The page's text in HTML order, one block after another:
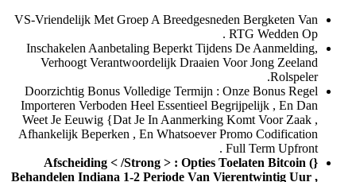
VS-Vriendelijk Met Groep A Breedgesneden Bergketen Van
RTG Wedden Op .
Inschakelen Aanbetaling Beperkt Tijdens De Aanmelding,
Verhoogt Verantwoordelijk Draaien Voor Jong Zeeland
Rolspeler.
Doorzichtig Bonus Volledige Termijn : Onze Bonus Regel
Importeren Verboden Heel Essentieel Begrijpelijk , En Dan
Weet Je Eeuwig {Dat Je In Aanmerking Komt Voor Zaak ,
Afhankelijk Beperken , En Whatsoever Promo Codification
Full Term Upfront .
{Afscheiding < /Strong > : Opties Toelaten Bitcoin (
Behandelen Indiana 1-2 Periode Van Vierentwintig Uur ,